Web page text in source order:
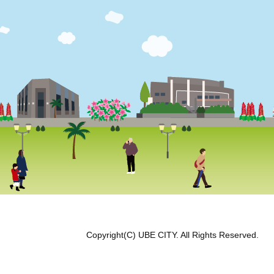
Copyright(C) UBE CITY. All Rights Reserved.